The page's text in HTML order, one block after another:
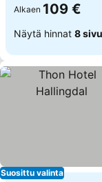
Alkaen 109 €
Näytä hinnat 8
Suosittu valinta